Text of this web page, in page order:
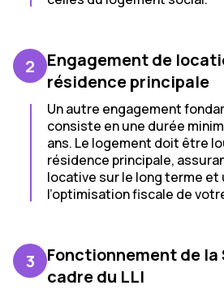
2
Engagement de
résidence principale
Un autre engagement
consiste en une durée
ans. Le logement doit être
résidence principale,
locative sur le long terme et
l’optimisation fiscale de
3
Fonctionnement de la
cadre du LLI